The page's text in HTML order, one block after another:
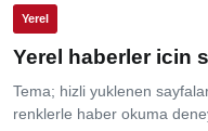
Yerel
Yerel haberler icin
Tema; hizli yuklenen
renklerle haber okuma